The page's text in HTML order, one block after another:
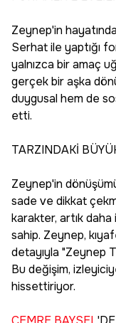
Zeynep'in
Serhat ile yaptığı
yalnızca bir amaç
gerçek bir aşka
duygusal hem de
etti.
TARZINDAKİ
Zeynep'in
sade ve dikkat
karakter, artık
sahip. Zeynep,
detayıyla "Zeynep
Bu değişim,
hissettiriyor.